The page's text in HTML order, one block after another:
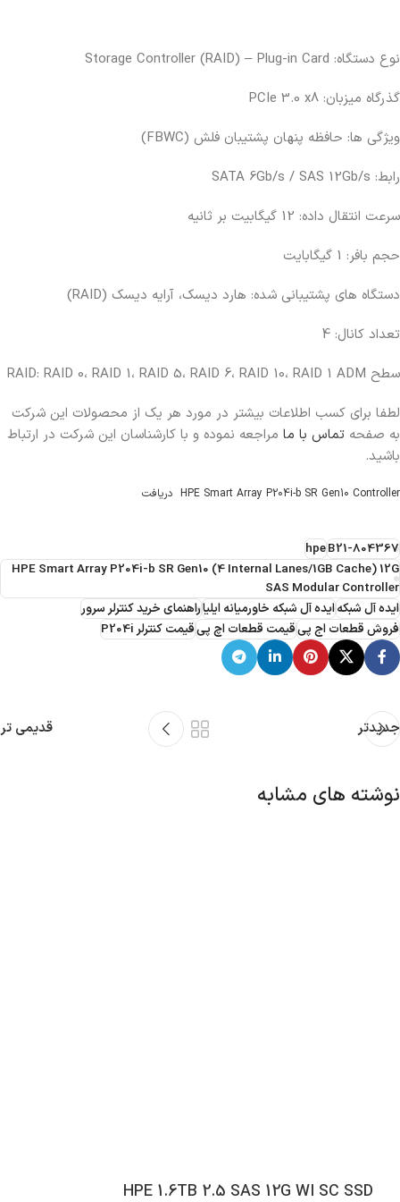
نوع دستگاه: Storage Controller (RAID) – Plug-in Card
گذرگاه میزبان: PCIe 3.0 x8
ویژگی ها: حافظه پنهان پشتیبان فلش (FBWC)
رابط: SATA 6Gb/s / SAS 12Gb/s
سرعت انتقال داده: 12 گیگابیت بر ثانیه
حجم بافر: 1 گیگابایت
دستگاه های پشتیبانی شده: هارد دیسک، آرایه دیسک (RAID)
تعداد کانال: 4
سطح RAID: RAID 0، RAID 1، RAID 5، RAID 6، RAID 10، RAID 1 ADM
لطفا برای کسب اطلاعات بیشتر در مورد هر یک از محصولات این شرکت
به صفحه تماس با ما مراجعه نموده و با کارشناسان این شرکت در ارتباط
باشید.
HPE Smart Array P204i-b SR Gen10 Controller دریافت
804367-B21
hpe
HPE Smart Array P204i-b SR Gen10 (4 Internal Lanes/1GB Cache) 12G
SAS Modular Controller
ایده آل شبکهایده آل شبکه خاورمیانه ایلیاراهنمای خرید کنترلر سرور
فروش قطعات اج پیقیمت قطعات اچ پیقیمت کنترلر P204i
جدیدتر قدیمی تر
نوشته های مشابه
HPE 1.6TB 2.5 SAS 12G WI SC SSD